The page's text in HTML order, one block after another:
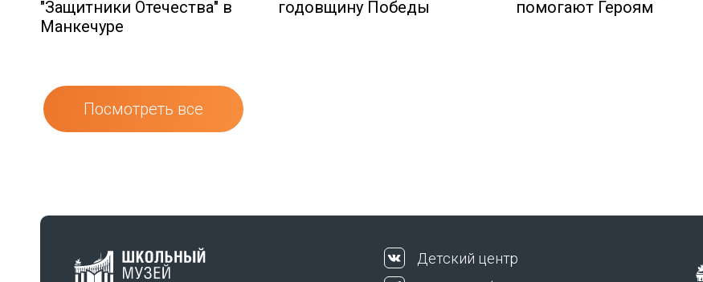
"Защитники Отечества" в
Манкечуре
годовщину Победы
помогают Героям
Посмотреть все
Детский центр